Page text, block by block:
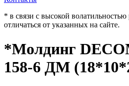
* в связи с высокой
отличаться от указанных на сайте.
*Молдинг
158-6 ДМ